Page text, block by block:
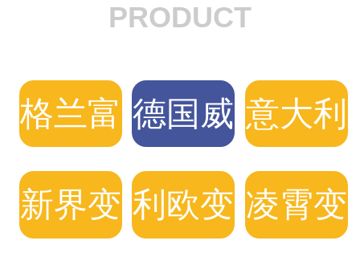
PRODUCT
格兰富
变频水
泵
德国威
乐变频
水泵
意大利
DAB
变频泵
新界变 利欧变 凌霄变